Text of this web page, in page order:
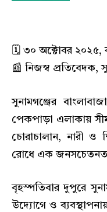
🗓️ ৩০ অক্টোবর ২০২৫,
📰 নিজস্ব প্রতিবেদক,
সুনামগঞ্জের
পেকপাড়া এলাকায়
চোরাচালান, নারী
রোধে এক
বৃহস্পতিবার দুপুরে
উদ্যোগে ও